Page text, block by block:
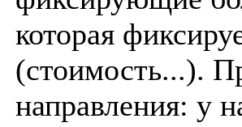
которая
(стоимость...).
направления: у